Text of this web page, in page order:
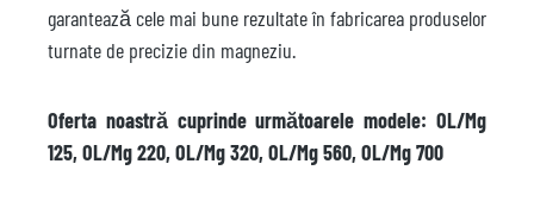
garantează cele mai bune rezultate în fabricarea produselor
turnate de precizie din magneziu.
Oferta noastră cuprinde următoarele modele: OL/Mg
125, OL/Mg 220, OL/Mg 320, OL/Mg 560, OL/Mg 700